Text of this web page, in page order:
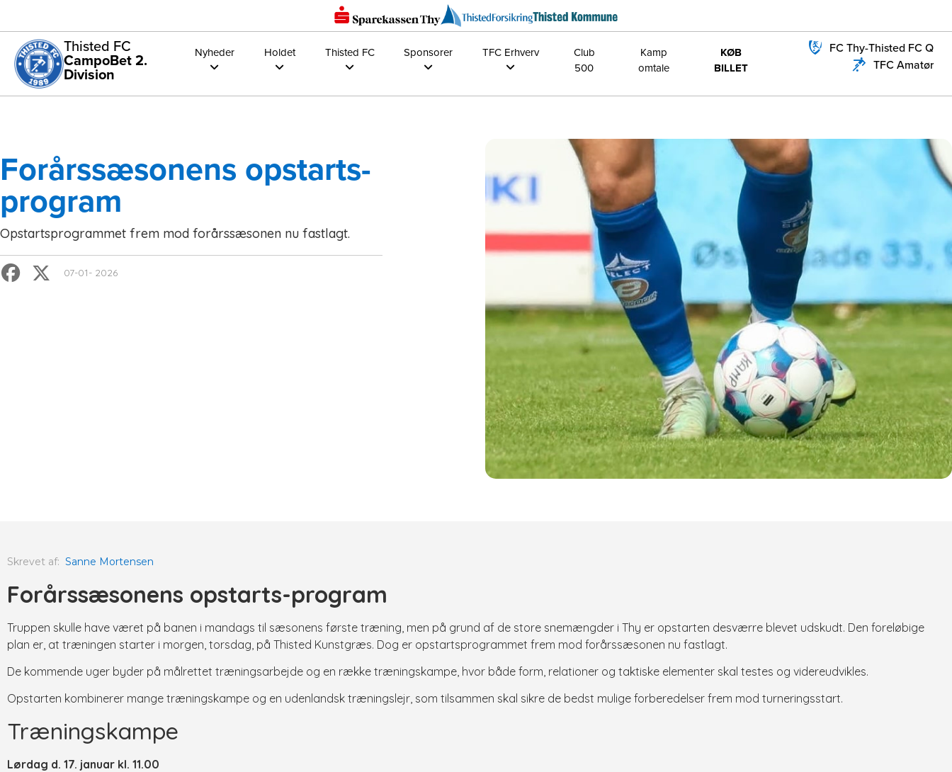
Thisted FC
CampoBet 2.
Division
Nyheder Holdet Thisted FC Sponsorer TFC Erhverv
Club
500
Kamp
omtale
KØB
BILLET
FC Thy-Thisted FC Q
TFC Amatør
Forårssæsonens opstarts-
program
Opstartsprogrammet frem mod forårssæsonen nu fastlagt.
07-01- 2026
Skrevet af: Sanne Mortensen
Forårssæsonens opstarts-program
Truppen skulle have været på banen i mandags til sæsonens første træning, men på grund af de store snemængder i Thy er opstarten desværre blevet udskudt. Den foreløbige
plan er, at træningen starter i morgen, torsdag, på Thisted Kunstgræs. Dog er opstartsprogrammet frem mod forårssæsonen nu fastlagt.
De kommende uger byder på målrettet træningsarbejde og en række træningskampe, hvor både form, relationer og taktiske elementer skal testes og videreudvikles.
Opstarten kombinerer mange træningskampe og en udenlandsk træningslejr, som tilsammen skal sikre de bedst mulige forberedelser frem mod turneringsstart.
Træningskampe
Lørdag d. 17. januar kl. 11.00